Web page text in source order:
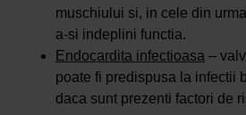
muschiului si, in cele din
a-si indeplini functia.
Endocardita infectioasa –
poate fi predispusa la infectii
daca sunt prezenti factori de